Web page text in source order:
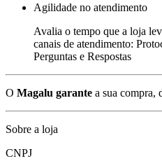
Agilidade no atendimento
Avalia o tempo que a loja
canais de atendimento:
Perguntas e Respostas
O Magalu garante a sua compra,
Sobre a loja
CNPJ